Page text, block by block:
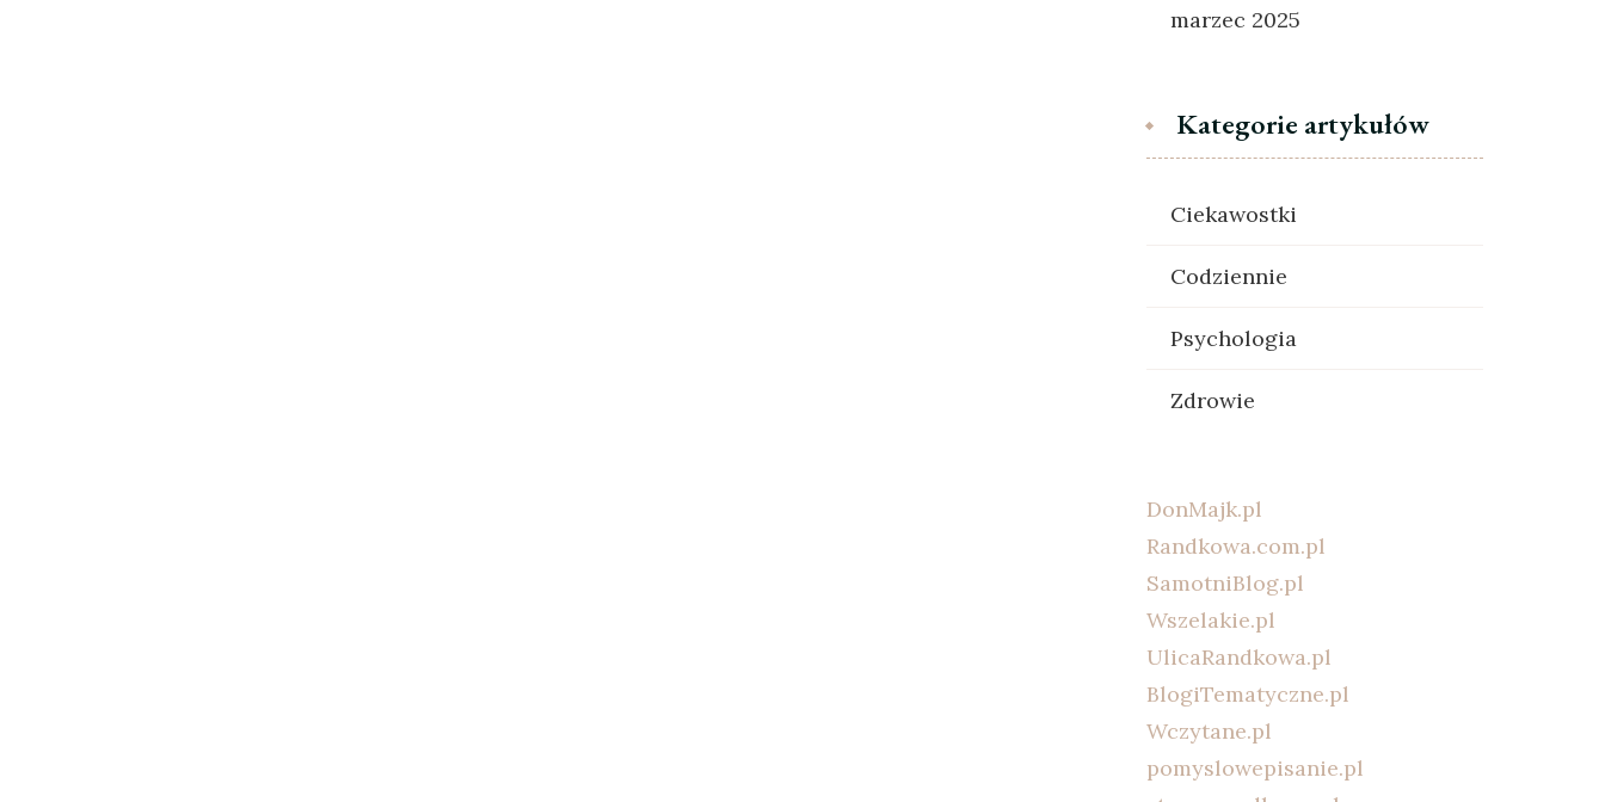
marzec 2025
Kategorie artykułów
Ciekawostki
Codziennie
Psychologia
Zdrowie
DonMajk.pl
Randkowa.com.pl
SamotniBlog.pl
Wszelakie.pl
UlicaRandkowa.pl
BlogiTematyczne.pl
Wczytane.pl
pomyslowepisanie.pl